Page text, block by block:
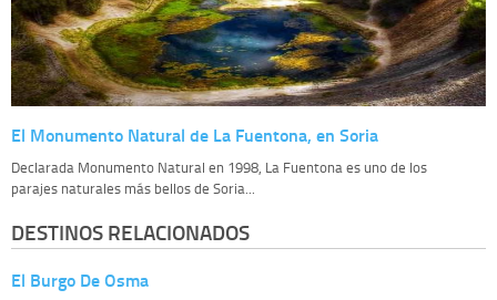
El Monumento Natural de La Fuentona, en Soria
Declarada Monumento Natural en 1998, La Fuentona es uno de los
parajes naturales más bellos de Soria...
DESTINOS RELACIONADOS
El Burgo De Osma